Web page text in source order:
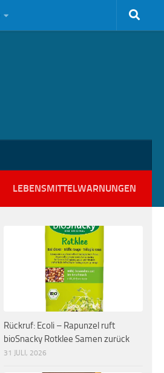
LEBENSMITTELWARNUNGEN
Rückruf: Ecoli – Rapunzel ruft
bioSnacky Rotklee Samen zurück
31 JULI, 2026